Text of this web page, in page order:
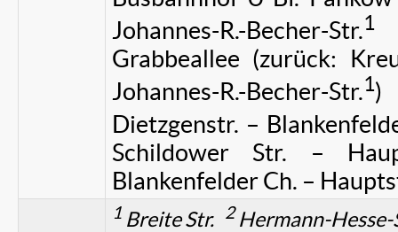
Johannes-R.-Becher-Str.1
Grabbeallee (zurück:
Johannes-R.-Becher-Str.1)
Dietzgenstr. –
Schildower Str. –
Blankenfelder Ch. –
1 Breite Str. 2Hermann-